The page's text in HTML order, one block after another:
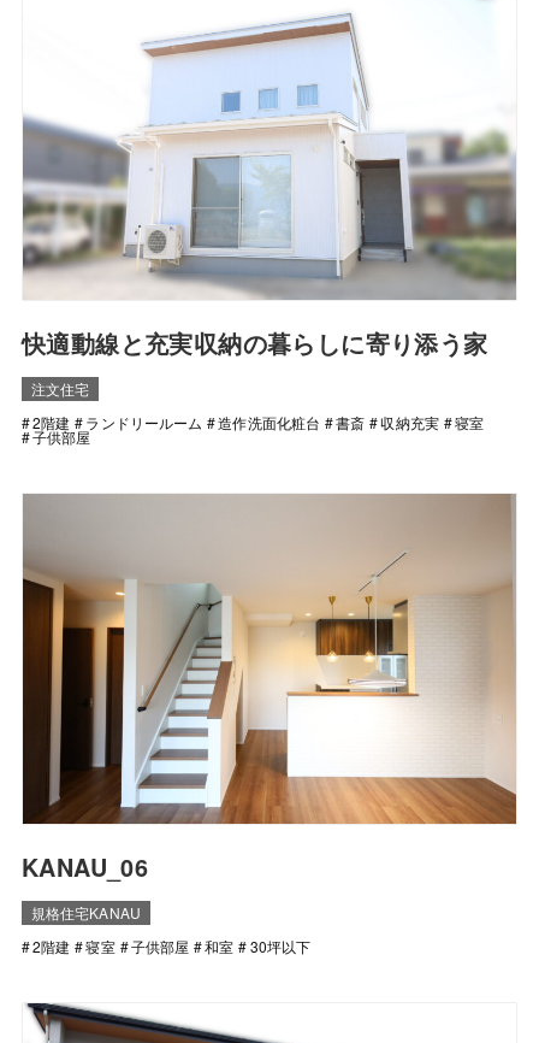
快適動線と充実収納の暮らしに寄り添う家
注文住宅
2階建
ランドリールーム 造作洗面化粧台 書斎 収納充実 寝室
子供部屋
KANAU_06
規格住宅KANAU
2階建
寝室 子供部屋 和室 30坪以下